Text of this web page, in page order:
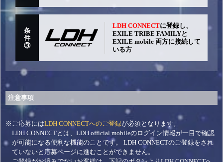
条
件
③
LDH CONNECTに登録し、
EXILE TRIBE FAMILYと
EXILE mobile 両方に接続して
いる方
注意事項
※ご応募にはLDH CONNECTへのご登録が必須となります。
LDH CONNECTとは、LDH official mobileのログイン情報が一目で確認
が可能になる便利な機能のことです。 LDH CONNECTのご登録をされ
ていないと応募ページに進むことができません。